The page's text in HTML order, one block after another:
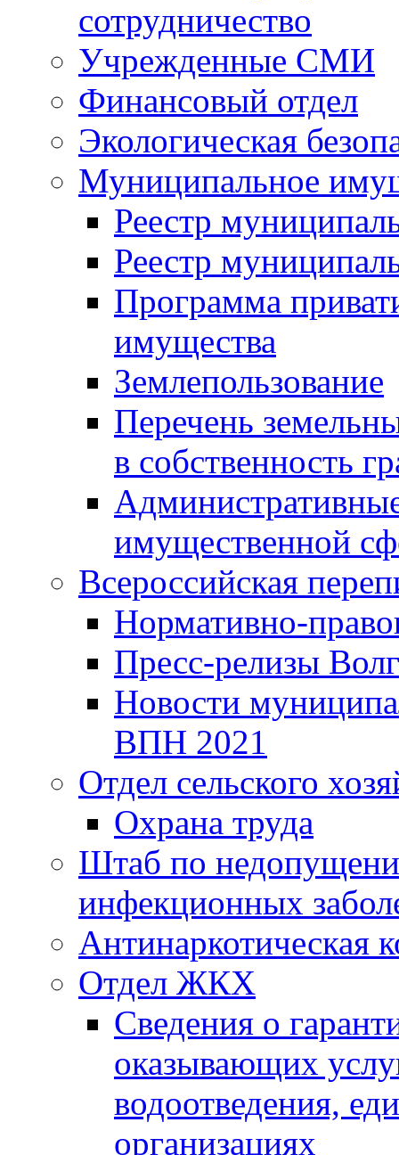
сотрудничество
Учрежденные СМИ
Финансовый отдел
Экологическая
Муниципальное
Реестр
Реестр
Программа
имущества
Землепользование
Перечень
в собственность
имущественной
Всероссийская
Нормативно-
Пресс-релизы
Новости
ВПН 2021
Отдел сельского
Охрана труда
Штаб по
инфекционных
Антинаркотическая
Отдел ЖКХ
Сведения о
оказывающих
водоотведения,
организациях